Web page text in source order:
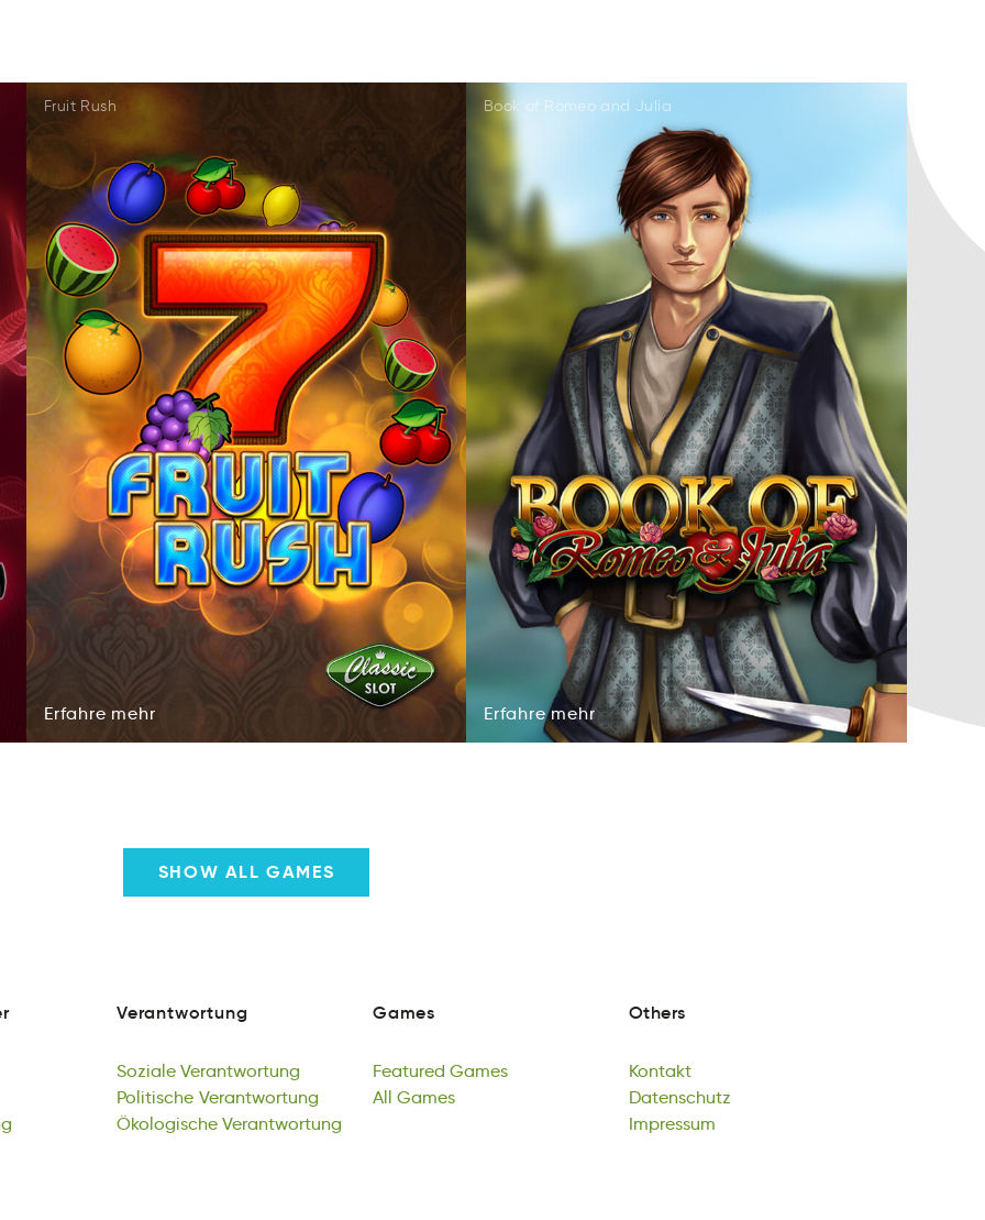
Fruit Rush
Erfahre
mehr
hemr
mehr
Book of Romeo and Julia
aerrhfE
Erfahre
mehr
hrem
mehr
SHOW ALL GAMES
Verantwortung
Soziale
Soziale
Verantwortung
Verantwortung
lPicseitho
Politische
eagntworutrVn
Verantwortung
Ökologische
kscioohÖegl
Ökologische
Verantwortung
ntatewgorunrV
Verantwortung
Games
Featured
Featured Games
lAl
All
esGam
Games
Others
Kontakt
Kontakt
auehtcstznD
Datenschutz
Impressum
rsesmpumI
Impressum